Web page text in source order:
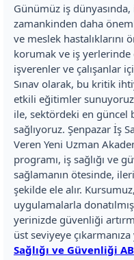
Günümüz iş
zamankinden daha
ve meslek hastalıklarını
korumak ve iş
işverenler ve çalışanlar
Sınav olarak, bu kritik
etkili eğitimler
ile, sektördeki en güncel
sağlıyoruz. Şenpazar İş
Veren Yeni Uzman
programı, iş sağlığı ve
sağlamanın ötesinde,
şekilde ele alır.
uygulamalarla
yerinizde güvenliği
üst seviyeye çıkarmanıza
Sağlığı ve Güvenliği